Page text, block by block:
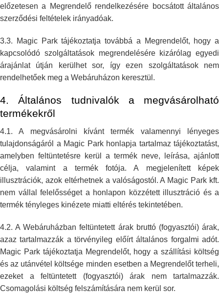
előzetesen a Megrendelő rendelkezésére bocsátottáltalános
szerződési feltételek irányadóak.
3.3. Magic Park tájékoztatja továbbá a Megrendelőt, hogy a
kapcsolódó szolgáltatások megrendelésére kizárólag egyedi
árajánlat útján kerülhetsor, így ezen szolgáltatások nem
rendelhetőek meg a Webáruházon keresztül.
4. Általános tudnivalók a megvásárolható
termékekről
4.1. A megvásárolni kívánt termék valamennyi lényeges
tulajdonságáról a Magic Park honlapja tartalmaz tájékoztatást,
amelyben feltüntetésre kerül a termék neve, leírása, ajánlott
célja, valamint a termék fotója. A megjelenített képek
illusztrációk, azok eltérhetnek a valóságostól. A Magic Park kft.
nem vállal felelősséget a honlapon közzétett illusztráció és a
termék tényleges kinézete miatti eltérés tekintetében.
4.2. A Webáruházban feltüntetett árak bruttó (fogyasztói) árak,
azaz tartalmazzák a törvényileg előírt általános forgalmi adót.
Magic Parktájékoztatja Megrendelőt, hogy a szállítási költség
és az utánvétel költsége minden esetben a Megrendelőt terheli,
ezeket a feltüntetett(fogyasztói) árak nem tartalmazzák.
Csomagolási költség felszámítására nem kerül sor.